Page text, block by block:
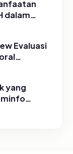
dalam
Evaluasi
yang
di